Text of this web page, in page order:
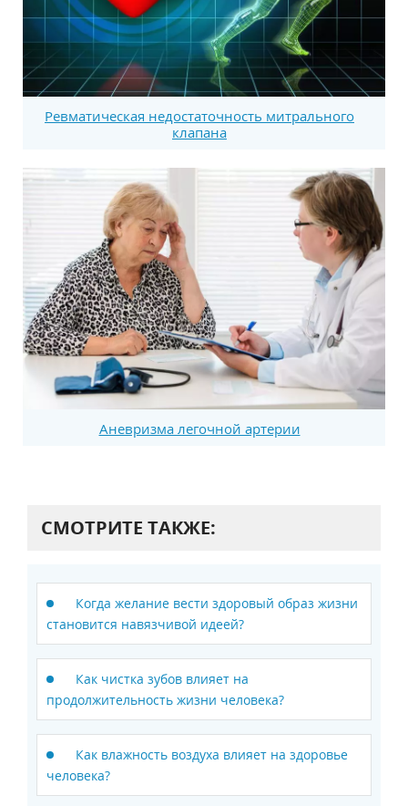
Ревматическая недостаточность митрального
клапана
Аневризма легочной артерии
СМОТРИТЕ ТАКЖЕ:
Когда желание вести здоровый образ жизни
становится навязчивой идеей?
Как чистка зубов влияет на
продолжительность жизни человека?
Как влажность воздуха влияет на здоровье
человека?